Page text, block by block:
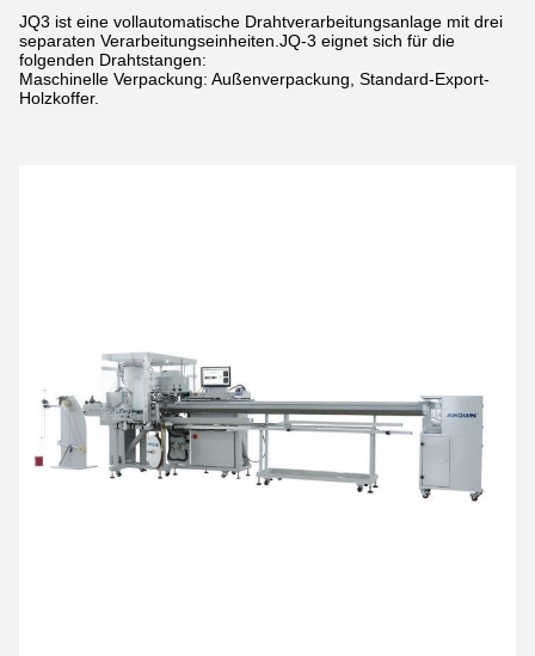
JQ3 ist eine vollautomatische Drahtverarbeitungsanlage mit drei
separaten Verarbeitungseinheiten.JQ-3 eignet sich für die
folgenden Drahtstangen:
Maschinelle Verpackung: Außenverpackung, Standard-Export-
Holzkoffer.